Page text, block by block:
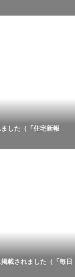
した（「住宅新報
載されました（「毎日